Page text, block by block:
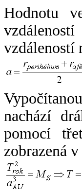
Hodnotu
vzdáleností
nachází
pomocí
zobrazená